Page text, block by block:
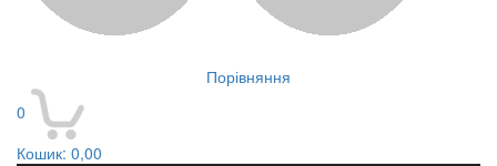
Порівняння
0
Кошик: 0,00